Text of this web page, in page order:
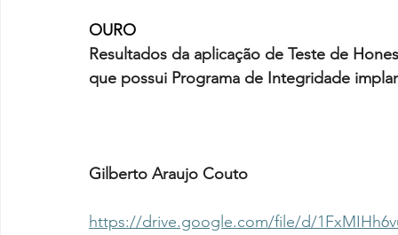
OURO
Resultados da aplicação de Teste de
que possui Programa de Integridade
Gilberto Araujo Couto
https://drive.google.com/file/d/